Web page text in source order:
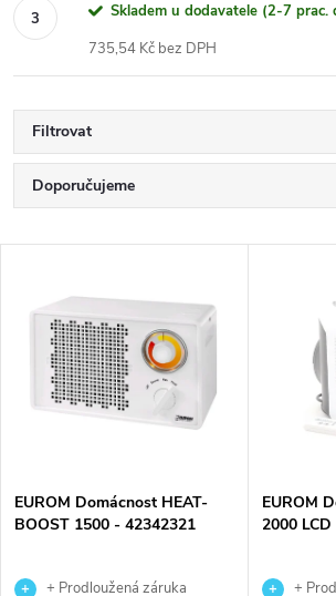
Skladem u dodavatele (2-7 prac.
735,54 Kč bez DPH
Filtrovat
Ř
a
z
n
p
r
Doporučujeme
Nejprodávanější
Abecedně
ý
s
p
EUROM Domácnost HEAT-
BOOST 1500 - 42342321
+ Prodloužená záruka
EUROM
2000
+